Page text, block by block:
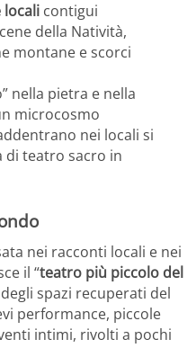
locali contigui
della Natività,
montane e scorci
nella pietra e nella
microcosmo
nei locali si
teatro sacro in
nei racconti locali e nei
il “teatro più piccolo del
spazi recuperati del
performance, piccole
intimi, rivolti a pochi